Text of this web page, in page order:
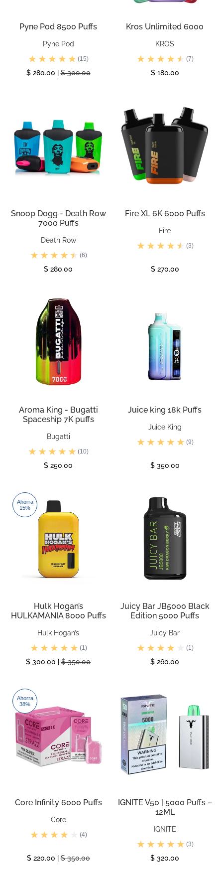
Pyne Pod 8500 Puffs
Pyne Pod
(15)
$ 280.00 |$ 300.00
Kros Unlimited 6000
KROS
(7)
$ 180.00
Snoop Dogg - Death Row
7000 Puffs
Death Row
(6)
$ 280.00
Fire XL 6K 6000 Puffs
Fire
(3)
$ 270.00
Aroma King - Bugatti
Spaceship 7K puffs
Bugatti
(10)
$ 250.00
Juice king 18k Puffs
Juice King
(9)
$ 350.00
Ahorra
15%
Hulk Hogan’s
HULKAMANIA 8000 Puffs
Hulk Hogan’s
(1)
$ 300.00 | $ 350.00
Juicy Bar JB5000 Black
Edition 5000 Puffs
Juicy Bar
(1)
$ 260.00
Ahorra
38%
Core Infinity 6000 Puffs
Core
(4)
$ 220.00 |$ 350.00
IGNITE V50 | 5000 Puffs –
12ML
IGNITE
(3)
$ 320.00